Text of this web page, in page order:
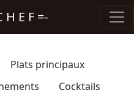
H E F =-
Plats principaux
Cocktails